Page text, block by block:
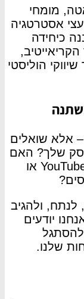
מומחי
אסטרטגיה
כיחידה
הוליסטי
– אלא שואלים
שלך? האם
נכון עכשיו להשקיע יותר בפרסום ב-YouTube או
ולהגיב
יודעים
להסתגל
שלנו.